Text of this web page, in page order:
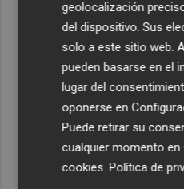
geolocalización
del dispositivo. Sus
solo a este sitio web.
pueden basarse en el
lugar del
oponerse en
Puede retirar su
cualquier momento en
cookies .Política de